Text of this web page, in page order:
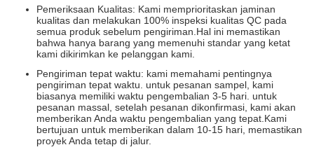
Pemeriksaan Kualitas: Kami memprioritaskan jaminan
kualitas dan melakukan 100% inspeksi kualitas QC pada
semua produk sebelum pengiriman.Hal ini memastikan
bahwa hanya barang yang memenuhi standar yang ketat
kami dikirimkan ke pelanggan kami.
Pengiriman tepat waktu: kami memahami pentingnya
pengiriman tepat waktu. untuk pesanan sampel, kami
biasanya memiliki waktu pengembalian 3-5 hari. untuk
pesanan massal, setelah pesanan dikonfirmasi, kami akan
memberikan Anda waktu pengembalian yang tepat.Kami
bertujuan untuk memberikan dalam 10-15 hari, memastikan
proyek Anda tetap di jalur.